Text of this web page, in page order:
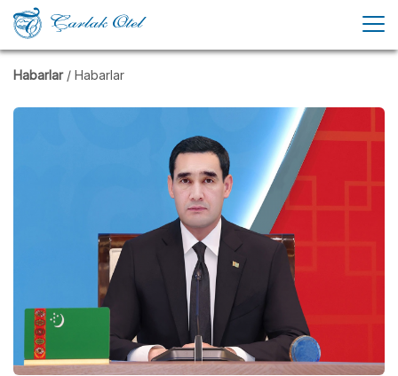
Habarlar / Habarlar